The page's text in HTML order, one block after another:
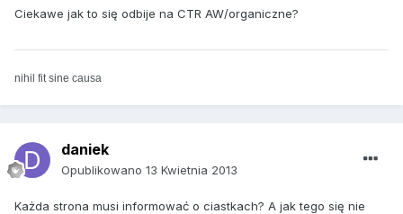
Ciekawe jak to się odbije na CTR AW/organiczne?
nihil fit sine causa
daniek
Opublikowano 13 Kwietnia 2013
Każda strona musi informować o ciastkach? A jak tego się nie